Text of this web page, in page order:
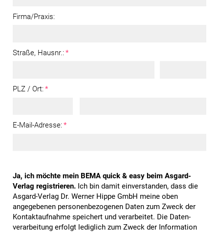
Firma/Praxis:
Straße, Hausnr.: *
PLZ / Ort: *
E-Mail-Adresse: *
Ja, ich möchte mein BEMA quick & easy beim Asgard-
Verlag registrieren. Ich bin damit einverstanden, dass die
Asgard-Verlag Dr. Werner Hippe GmbH meine oben
angegebenen personen­be­zogenen Daten zum Zweck der
Kontakt­aufnahme speichert und verarbeitet. Die Daten­
verarbeitung erfolgt lediglich zum Zweck der Information